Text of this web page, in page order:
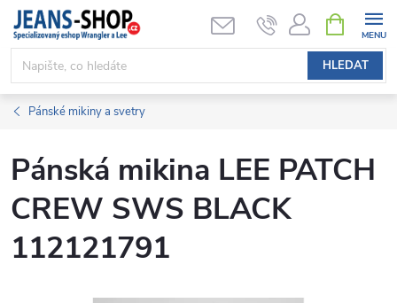
Přejít
obsah
HLEDAT
NÁKUPNÍ
KOŠÍK
Pánské mikiny a svetry
Pánská mikina LEE PATCH
CREW SWS BLACK
112121791